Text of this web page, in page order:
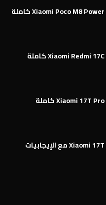
مواصفات هاتف Xiaomi 17T مع الإيجابيات